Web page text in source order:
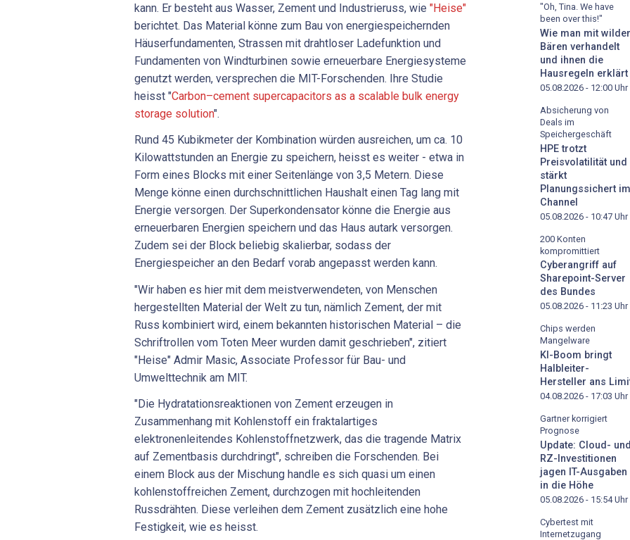
kann. Er besteht aus Wasser, Zement und Industrieruss, wie "Heise"
berichtet. Das Material könne zum Bau von energiespeichernden
Häuserfundamenten, Strassen mit drahtloser Ladefunktion und
Fundamenten von Windturbinen sowie erneuerbare Energiesysteme
genutzt werden, versprechen die MIT-Forschenden. Ihre Studie
heisst "Carbon–cement supercapacitors as a scalable bulk energy
storage solution".
Rund 45 Kubikmeter der Kombination würden ausreichen, um ca. 10
Kilowattstunden an Energie zu speichern, heisst es weiter - etwa in
Form eines Blocks mit einer Seitenlänge von 3,5 Metern. Diese
Menge könne einen durchschnittlichen Haushalt einen Tag lang mit
Energie versorgen. Der Superkondensator könne die Energie aus
erneuerbaren Energien speichern und das Haus autark versorgen.
Zudem sei der Block beliebig skalierbar, sodass der
Energiespeicher an den Bedarf vorab angepasst werden kann.
"Wir haben es hier mit dem meistverwendeten, von Menschen
hergestellten Material der Welt zu tun, nämlich Zement, der mit
Russ kombiniert wird, einem bekannten historischen Material – die
Schriftrollen vom Toten Meer wurden damit geschrieben", zitiert
"Heise" Admir Masic, Associate Professor für Bau- und
Umwelttechnik am MIT.
"Die Hydratationsreaktionen von Zement erzeugen in
Zusammenhang mit Kohlenstoff ein fraktalartiges
elektronenleitendes Kohlenstoffnetzwerk, das die tragende Matrix
auf Zementbasis durchdringt", schreiben die Forschenden. Bei
einem Block aus der Mischung handle es sich quasi um einen
kohlenstoffreichen Zement, durchzogen mit hochleitenden
Russdrähten. Diese verleihen dem Zement zusätzlich eine hohe
Festigkeit, wie es heisst.
"Oh, Tina. We have
been over this!"
Wie man mit
Bären verhandelt
und ihnen die
Hausregeln erklärt
05.08.2026 - 12:00 Uhr
Absicherung von
Deals im
Speichergeschäft
HPE trotzt
Preisvolatilität und
stärkt
Planungssichert im
Channel
05.08.2026 - 10:47 Uhr
200 Konten
kompromittiert
Cyberangriff auf
Sharepoint-Server
des Bundes
05.08.2026 - 11:23 Uhr
Chips werden
Mangelware
KI-Boom bringt
Halbleiter-
Hersteller ans
04.08.2026 - 17:03 Uhr
Gartner korrigiert
Prognose
Update: Cloud- und
RZ-Investitionen
jagen IT-Ausgaben
in die Höhe
05.08.2026 - 15:54Uhr
Cybertest mit
Internetzugang